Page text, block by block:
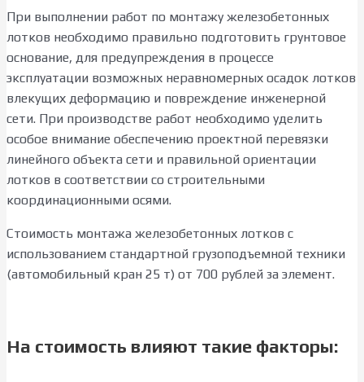
При выполнении работ по монтажу железобетонных
лотков необходимо правильно подготовить грунтовое
основание, для предупреждения в процессе
эксплуатации возможных неравномерных осадок лотков
влекущих деформацию и повреждение инженерной
сети. При производстве работ необходимо уделить
особое внимание обеспечению проектной перевязки
линейного объекта сети и правильной ориентации
лотков в соответствии со строительными
координационными осями.
Стоимость монтажа железобетонных лотков с
использованием стандартной грузоподъемной техники
(автомобильный кран 25 т) от 700 рублей за элемент.
На стоимость влияют такие факторы: